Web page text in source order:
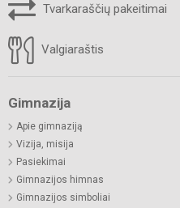
Tvarkaraščių pakeitimai
Valgiaraštis
Gimnazija
Apie gimnaziją
Vizija, misija
Pasiekimai
Gimnazijos himnas
Gimnazijos simboliai